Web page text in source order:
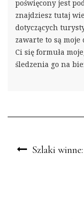
poświęcony jest
znajdziesz tutaj
dotyczących
zawarte to są moje
Ci się formuła
śledzenia go na
Szlaki